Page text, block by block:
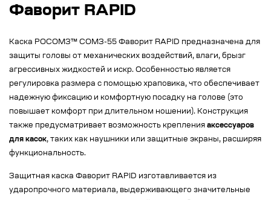
Фаворит RAPID
Каска РОСОМЗ™ СОМЗ-55 Фаворит RAPID предназначена для
защиты головы от механических воздействий, влаги, брызг
агрессивных жидкостей и искр. Особенностью является
регулировка размера с помощью храповика, что обеспечивает
надежную фиксацию и комфортную посадку на голове (это
повышает комфорт при длительном ношении). Конструкция
также предусматривает возможность крепления аксессуаров
для касок, таких как наушники или защитные экраны, расширяя
функциональность.
Защитная каска Фаворит RAPID изготавливается из
ударопрочного материала, выдерживающего значительные